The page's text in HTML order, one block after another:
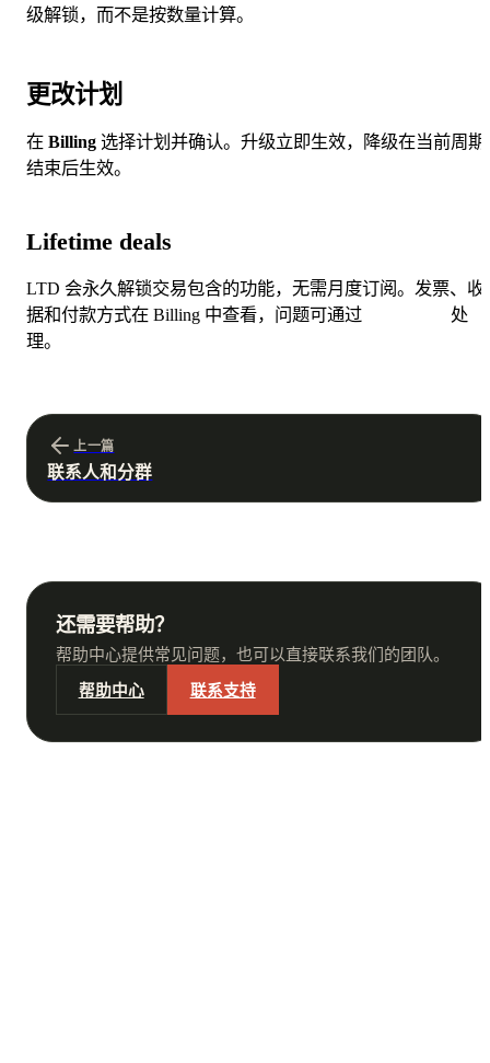
级解锁，而不是按数量计算。
更改计划
在 Billing 选择计划并确认。升级立即生效，降级在当前周期
结束后生效。
Lifetime deals
LTD 会永久解锁交易包含的功能，无需月度订阅。发票、收
据和付款方式在 Billing 中查看，问题可通过
处
理。
上一篇
联系人和分群
还需要帮助？
帮助中心提供常见问题，也可以直接联系我们的团队。
帮助中心 联系支持